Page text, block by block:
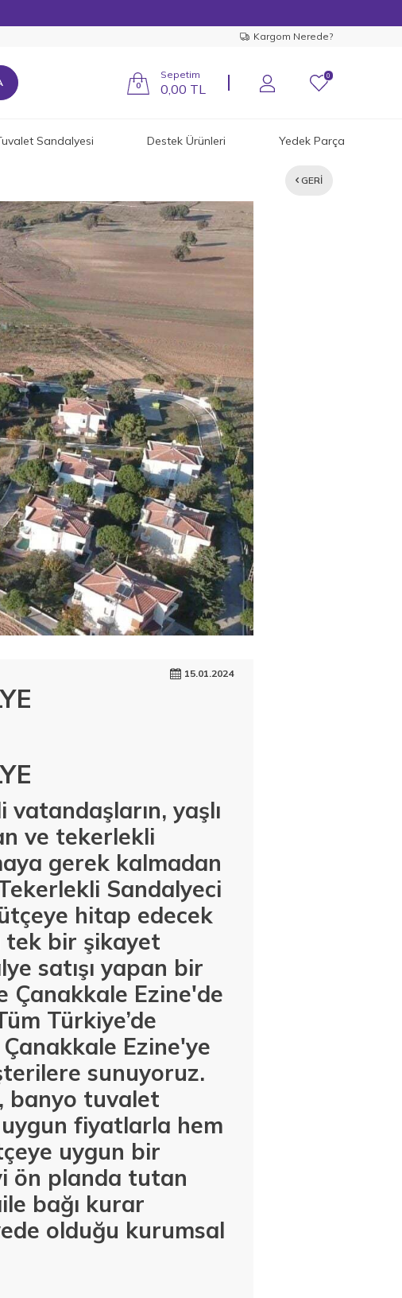
Kargom Nerede?
0
Sepetim
0,00 TL
0
Sandalyesi Destek Ürünleri Yedek Parça
GERI
15.01.2024
yaşlı
ve tekerlekli
gerek kalmadan
Sandalyeci
hitap edecek
tek bir şikayet
satışı yapan bir
Çanakkale Ezine'de
Türkiye’de
Ezine'ye
sunuyoruz.
banyo tuvalet
fiyatlarla hem
uygun bir
ön planda tutan
bağı kurar
olduğu kurumsal